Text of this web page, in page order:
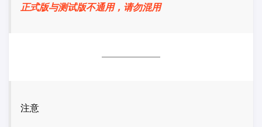
正式版与测试版不通用，请勿混用
注意